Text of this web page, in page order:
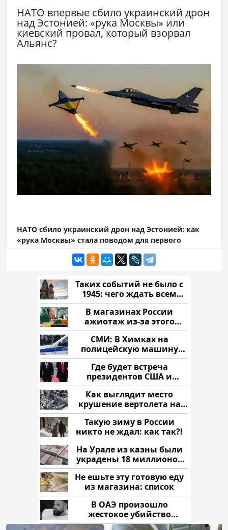
Таких событий не было с
1945: чего ждать всем
нам?
В магазинах России
ажиотаж из-за этого
продукта: что купить?
СМИ: В Химках на
полицейскую машину
напали и подожгли.
Где будет встреча
президентов США и
России: Европа?
Как выглядит место
крушение вертолета на
Кавказе: смотреть
Такую зиму в России
никто не ждал: как так?!
На Урале из казны были
украдены 18 миллионов
рублей
Не ешьте эту готовую еду
из магазина: список
В ОАЭ произошло
жестокое убийство
криптомиллионера